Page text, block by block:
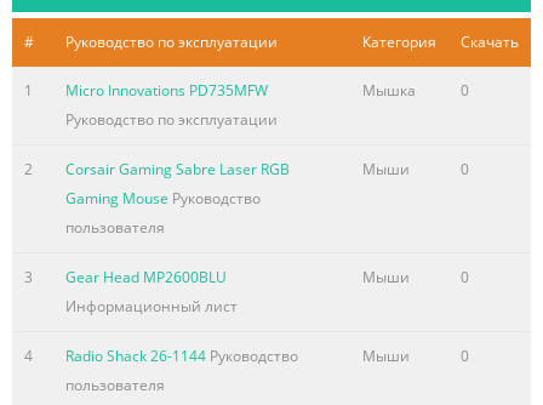
# Руководство по эксплуатации Категория Скачать
1
Micro Innovations PD735MFW
Руководство по эксплуатации
Мышка 0
2
Corsair Gaming Sabre Laser RGB
Gaming Mouse Руководство
пользователя
Мыши 0
3
Gear Head MP2600BLU
Информационный лист
Мыши 0
4 Radio Shack 26-1144 Руководство
пользователя
Мыши 0